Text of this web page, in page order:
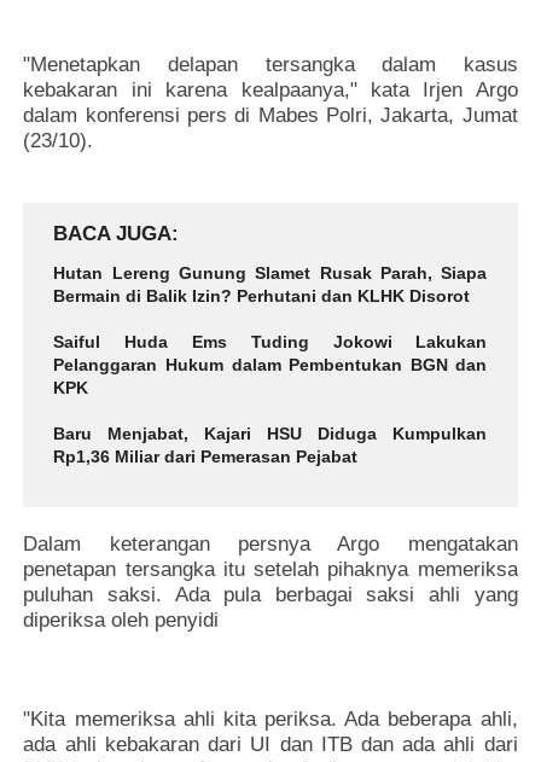
"Menetapkan delapan tersangka dalam kasus
kebakaran ini karena kealpaanya," kata Irjen Argo
dalam konferensi pers di Mabes Polri, Jakarta, Jumat
(23/10).
BACA JUGA
Hutan Lereng Gunung Slamet Rusak Parah, Siapa
Bermain di Balik Izin? Perhutani dan KLHK Disorot
Saiful Huda Ems Tuding Jokowi Lakukan
Pelanggaran Hukum dalam Pembentukan BGN dan
KPK
Baru Menjabat, Kajari HSU Diduga Kumpulkan
Rp1,36 Miliar dari Pemerasan Pejabat
Dalam keterangan persnya Argo mengatakan
penetapan tersangka itu setelah pihaknya memeriksa
puluhan saksi. Ada pula berbagai saksi ahli yang
diperiksa oleh penyidi
"Kita memeriksa ahli kita periksa. Ada beberapa ahli,
ada ahli kebakaran dari UI dan ITB dan ada ahli dari